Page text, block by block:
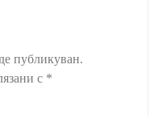
публикуван.
с *